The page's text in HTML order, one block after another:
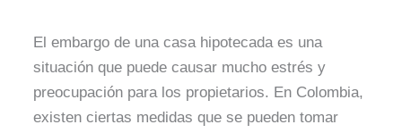
El embargo de una casa hipotecada es una
situación que puede causar mucho estrés y
preocupación para los propietarios. En Colombia,
existen ciertas medidas que se pueden tomar